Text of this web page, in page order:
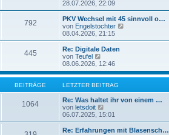
gi
r
a
g
B
e
i
r
a
g
e
u
e
s
t
r
B
e
i
t
r
a
g
28.07.2026, 22:09
792
PKV Wechsel mit 45 sinnvoll o…
von Engelstochter
u
r
e
i
g
08.04.2026, 21:15
445
Re: Digitale Daten
von Teufel
e
u
e
s
t
e
r
B
e
i
08.06.2026, 12:46
BEITRÄGE LETZTER BEITRAG
1064
Re: Was haltet ihr von einem …
von letsdoit
e
u
e
06.07.2025, 15:01
Re: Erfahrungen mit Blasensch…